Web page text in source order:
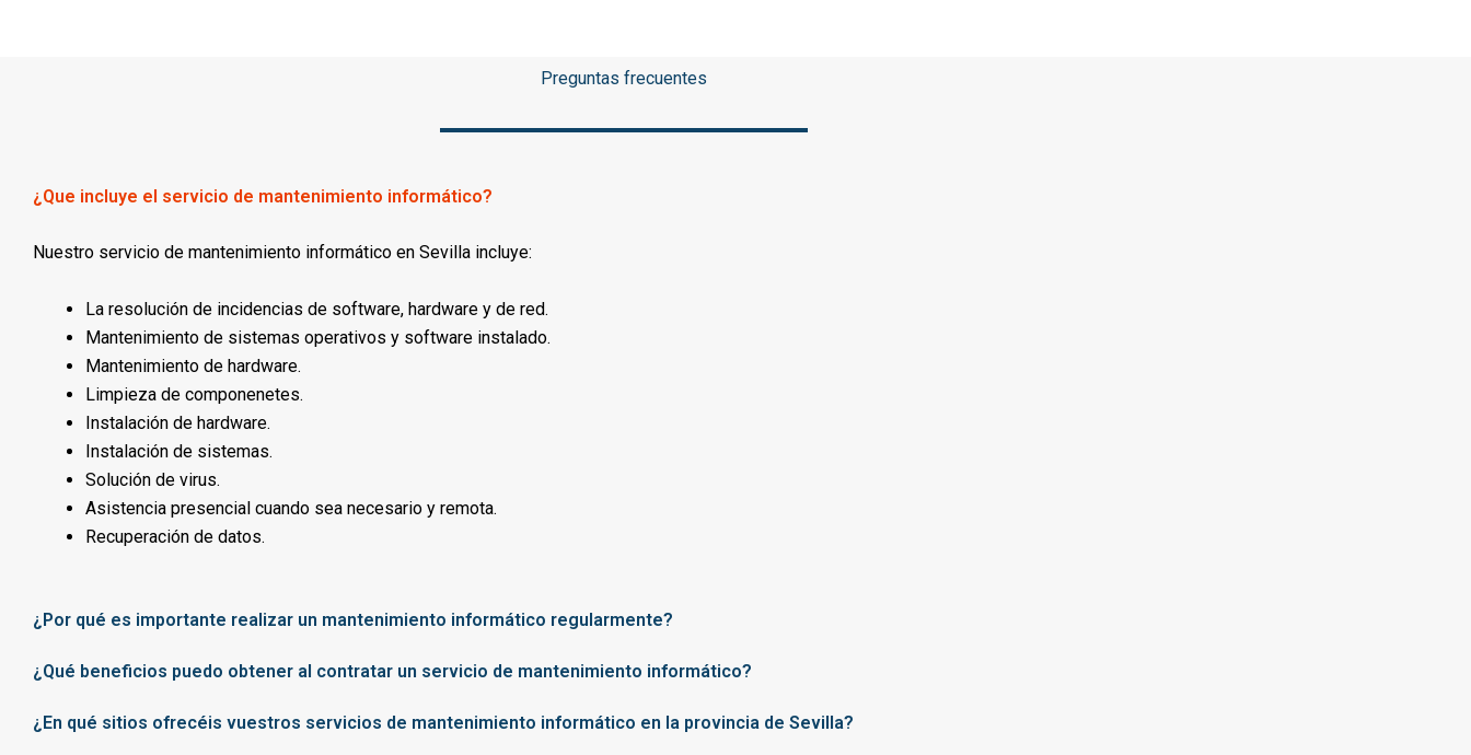
Preguntas frecuentes
¿Que incluye el servicio de mantenimiento informático?
Nuestro servicio de mantenimiento informático en Sevilla incluye:
La resolución de incidencias de software, hardware y de red.
Mantenimiento de sistemas operativos y software instalado.
Mantenimiento de hardware.
Limpieza de componenetes.
Instalación de hardware.
Instalación de sistemas.
Solución de virus.
Asistencia presencial cuando sea necesario y remota.
Recuperación de datos.
¿Por qué es importante realizar un mantenimiento informático regularmente?
¿Qué beneficios puedo obtener al contratar un servicio de mantenimiento informático?
¿En qué sitios ofrecéis vuestros servicios de mantenimiento informático en la provincia de Sevilla?